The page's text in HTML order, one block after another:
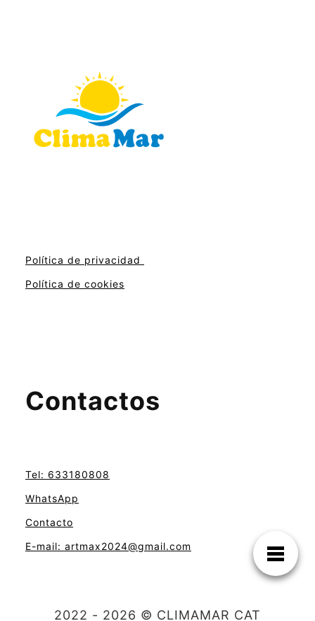
Política de privacidad
Política de cookies
Contactos
Tel: 633180808
WhatsApp
Contacto
E-mail: artmax2024@gmail.com
2022 - 2026 © CLIMAMAR CAT